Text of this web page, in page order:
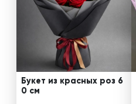
Букет из красных роз 6
0 см